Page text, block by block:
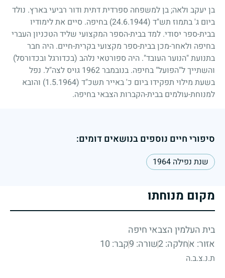
בן יעקב ולאה; בן למשפחה ספרדית דתית ודור רביעי בארץ. נולד
ביום ג' בתמוז תש"ד (24.6.1944)
בחיפה. סיים את לימודיו
בבית-ספר יסודי. למד בבית-הספר המקצועי שליד הטכניון העברי
בחיפה ולאחר-מכן בבית-ספר מקצועי בקרית-חיים. היה חבר
בתנועת "הנוער העובד". היה ספורטאי נלהב (בכדורגל ובכדורסל)
והשתייך ל"הפועל" בחיפה. בנובמבר1962 גויס לצה"ל. נפל
בשעת מילוי תפקידו ביום כ' באייר תשכ"ד (1.5.1964)
והובא
למנוחת-עולמים בבית-הקברות הצבאי בחיפה.
סיפורי חיים נוספים בנושאים דומים:
שנת נפילה 1964
מקום מנוחתו
בית העלמין הצבאי חיפה
אזור: אחלקה: 2 שורה: 9 קבר: 10
ת.נ.צ.ב.ה